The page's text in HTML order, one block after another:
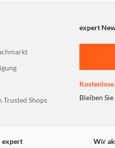
expert
Trusted Shops
Bleiben
expert Wir